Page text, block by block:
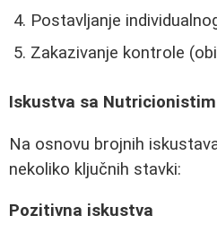
Postavljanje
Zakazivanje kontrole
Iskustva sa
Na osnovu brojnih
nekoliko ključnih stavki:
Pozitivna iskustva